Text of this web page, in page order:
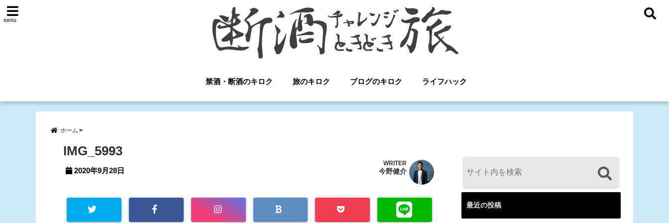
menu
禁酒・断酒のキロク 旅のキロク ブログのキロク ライフハック
ホーム
IMG_5993
2020年9月28日
WRITER
今野健介
最近の投稿